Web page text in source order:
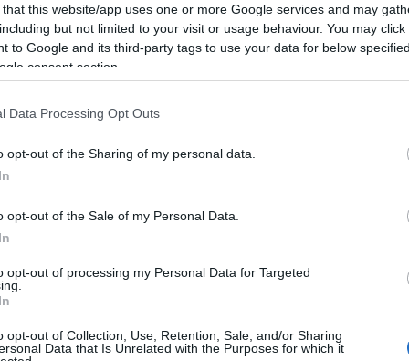
that this website/app uses one or more Google services and may
but not limited to your visit or usage behaviour. You may
to Google and its third-party tags to use your data for below
consent section.
Data Processing Opt Outs
opt-out of the Sharing of my personal data.
opt-out of the Sale of my Personal Data.
opt-out of processing my Personal Data for Targeted
opt-out of Collection, Use, Retention, Sale, and/or Sharing
Data that Is Unrelated with the Purposes for which it
A budapesti Szent István Bazilika hazánk egyik
nevezetessége. Ennek oka egyrészt a
megillettő tisztelet, a történelmi múlt,